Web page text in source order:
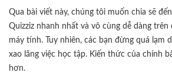
Qua bài viết này, chúng tôi muốn chia sẽ
Quizziz nhanh nhất và vô cùng dễ dàng
máy tính. Tuy nhiên, các bạn đừng quá lạm
xao lãng việc học tập. Kiến thức của chính
hơn.